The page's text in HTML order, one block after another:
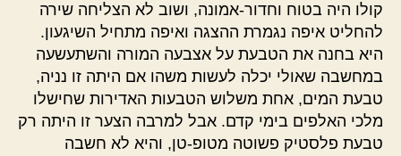
קולו היה בטוח וחדור-אמונה, ושוב לא הצליחה שירה
להחליט איפה נגמרת ההצגה ואיפה מתחיל השיגעון.
היא בחנה את הטבעת על אצבעה המורה והשתעשעה
במחשבה שאולי יכלה לעשות משהו אם היתה זו נניה,
טבעת המים, אחת משלוש הטבעות האדירות שחישלו
מלכי האלפים בימי קדם. אבל למרבה הצער זו היתה רק
טבעת פלסטיק פשוטה מטופ-טן, והיא לא חשבה